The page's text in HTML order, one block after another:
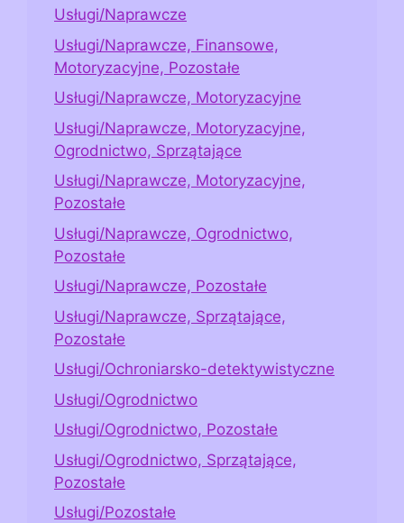
Usługi/Naprawcze
Usługi/Naprawcze, Finansowe,
Motoryzacyjne, Pozostałe
Usługi/Naprawcze, Motoryzacyjne
Usługi/Naprawcze, Motoryzacyjne,
Ogrodnictwo, Sprzątające
Usługi/Naprawcze, Motoryzacyjne,
Pozostałe
Usługi/Naprawcze, Ogrodnictwo,
Pozostałe
Usługi/Naprawcze, Pozostałe
Usługi/Naprawcze, Sprzątające,
Pozostałe
Usługi/Ochroniarsko-detektywistyczne
Usługi/Ogrodnictwo
Usługi/Ogrodnictwo, Pozostałe
Usługi/Ogrodnictwo, Sprzątające,
Pozostałe
Usługi/Pozostałe